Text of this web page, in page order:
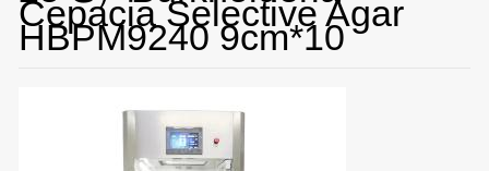
Cepacia Selective Agar
HBPM9240 9cm*10